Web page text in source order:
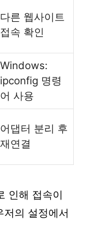
다른 웹사이트
접속 확인
Windows:
ipconfig 명령
어 사용
어댑터 분리 후
재연결
인해 접속이
의 설정에서